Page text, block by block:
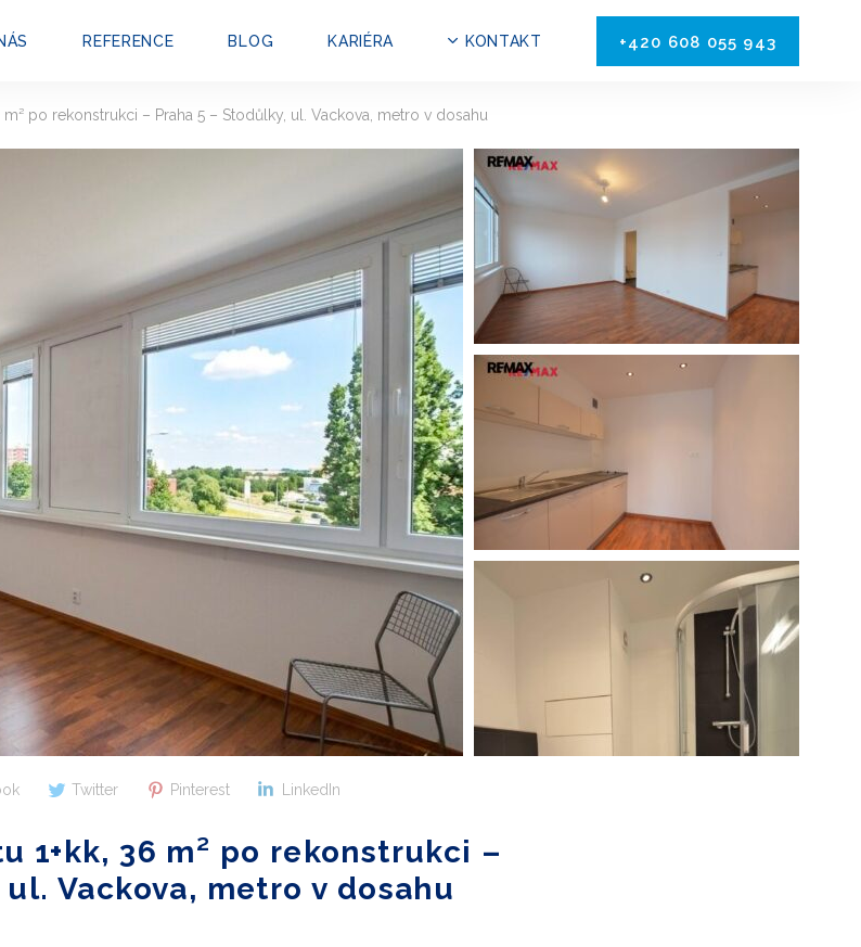
REFERENCE BLOG KARIÉRA KONTAKT +420 608 055 943
po rekonstrukci – Praha 5 – Stodůlky, ul. Vackova, metro v dosahu
Twitter Pinterest LinkedIn
1+kk, 36 m² po rekonstrukci –
Vackova, metro v dosahu